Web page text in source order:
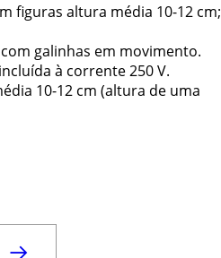
figuras altura média 10-12 cm;
galinhas em movimento.
à corrente 250 V.
10-12 cm (altura de uma